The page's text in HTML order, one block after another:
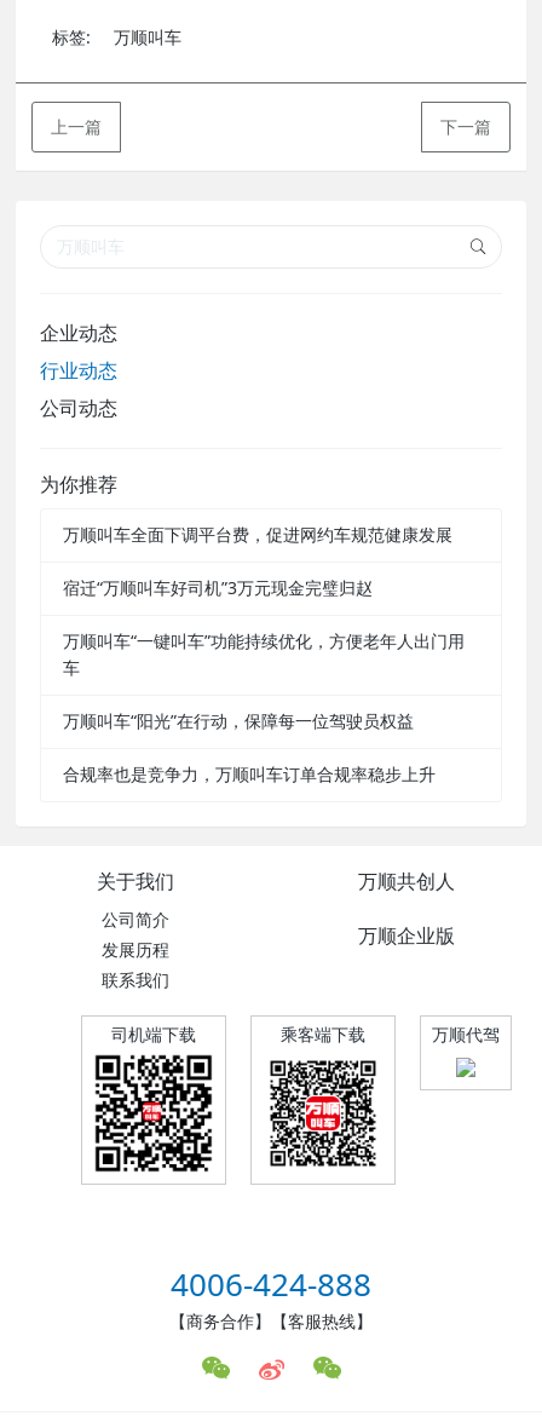
标签: 万顺叫车
上一篇 下一篇
企业动态
行业动态
公司动态
为你推荐
万顺叫车全面下调平台费，促进网约车规范健康发展
宿迁“万顺叫车好司机”3万元现金完璧归赵
万顺叫车“一键叫车”功能持续优化，方便老年人出门用
车
万顺叫车“阳光”在行动，保障每一位驾驶员权益
合规率也是竞争力，万顺叫车订单合规率稳步上升
关于我们
公司简介
发展历程
联系我们
万顺共创人
万顺企业版
司机端下载 乘客端下载 万顺代驾
4006-424-888
【商务合作】【客服热线】